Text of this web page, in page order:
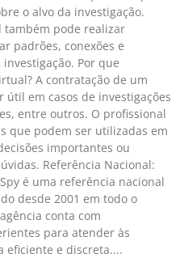
o alvo da investigação.
também pode realizar
padrões, conexões e
Por que
A contratação de um
útil em casos de investigações
entre outros. O profissional
que podem ser utilizadas em
importantes ou
Referência Nacional:
é uma referência nacional
desde 2001 em todo o
conta com
para atender às
eficiente e discreta.